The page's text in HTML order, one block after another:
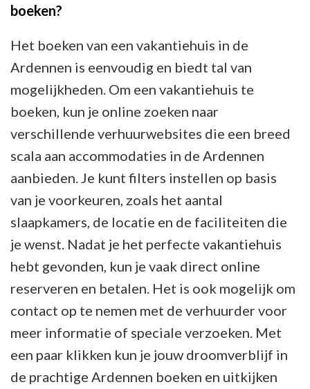
boeken?
Het boeken van een vakantiehuis in de
Ardennen is eenvoudig en biedt tal van
mogelijkheden. Om een vakantiehuis te
boeken, kun je online zoeken naar
verschillende verhuurwebsites die een breed
scala aan accommodaties in de Ardennen
aanbieden. Je kunt filters instellen op basis
van je voorkeuren, zoals het aantal
slaapkamers, de locatie en de faciliteiten die
je wenst. Nadat je het perfecte vakantiehuis
hebt gevonden, kun je vaak direct online
reserveren en betalen. Het is ook mogelijk om
contact op te nemen met de verhuurder voor
meer informatie of speciale verzoeken. Met
een paar klikken kun je jouw droomverblijf in
de prachtige Ardennen boeken en uitkijken